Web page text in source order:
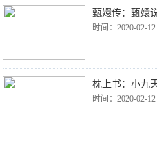
甄嬛传：甄嬛
时间：2020-02-12
枕上书：小九
时间：2020-02-12